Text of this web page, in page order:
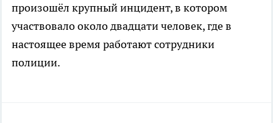
произошёл крупный инцидент, в котором
участвовало около двадцати человек, где в
настоящее время работают сотрудники
полиции.